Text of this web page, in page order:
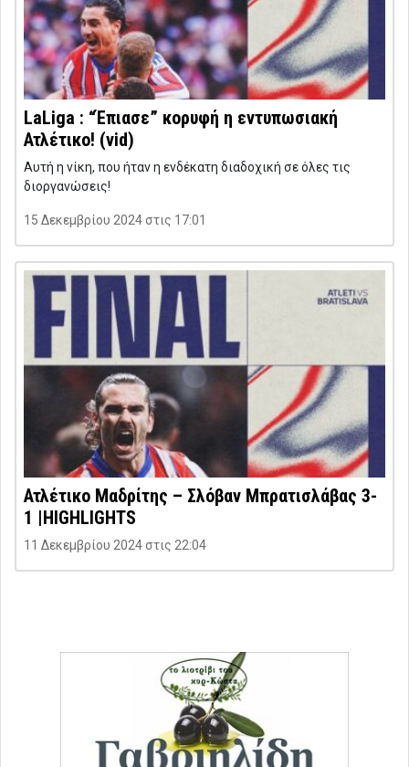
LaLiga : “Έπιασε” κορυφή η εντυπωσιακή
Ατλέτικο! (vid)
Αυτή η νίκη, που ήταν η ενδέκατη διαδοχική σε όλες τις
διοργανώσεις!
15 Δεκεμβρίου 2024 στις 17:01
Ατλέτικο Μαδρίτης – Σλόβαν Μπρατισλάβας 3-
1 |HIGHLIGHTS
11 Δεκεμβρίου 2024 στις 22:04